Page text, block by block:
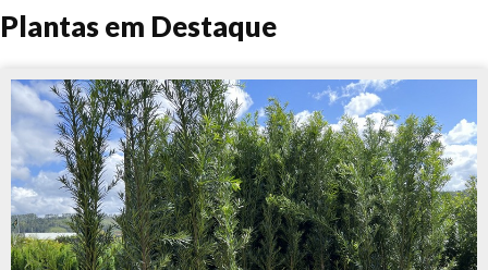
Plantas em Destaque